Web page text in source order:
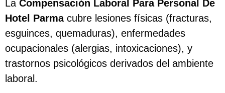
La Compensación Laboral Para Personal De
Hotel Parmacubre lesiones físicas (fracturas,
esguinces, quemaduras), enfermedades
ocupacionales (alergias, intoxicaciones), y
trastornos psicológicos derivados del ambiente
laboral.